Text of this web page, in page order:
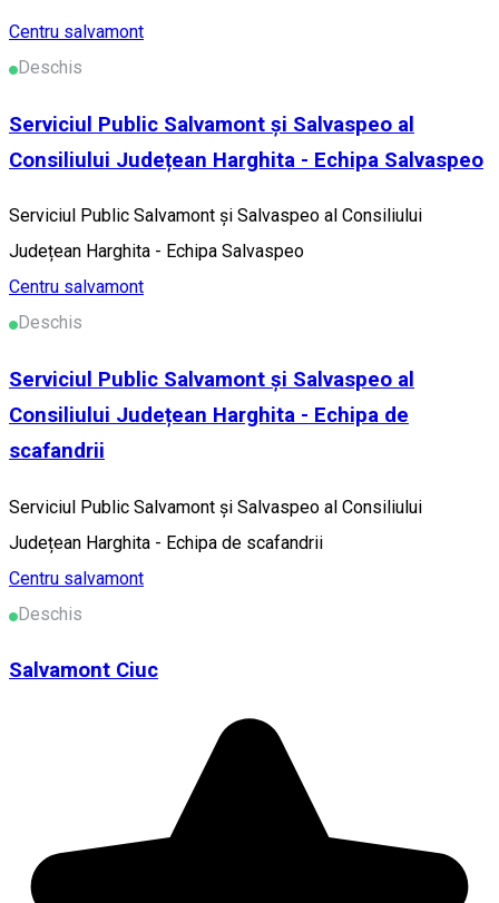
Centru salvamont
Deschis
Serviciul Public Salvamont și Salvaspeo al
Consiliului Județean Harghita - Echipa Salvaspeo
Serviciul Public Salvamont și Salvaspeo al Consiliului
Județean Harghita - Echipa Salvaspeo
Centru salvamont
Deschis
Serviciul Public Salvamont și Salvaspeo al
Consiliului Județean Harghita - Echipa de
scafandrii
Serviciul Public Salvamont și Salvaspeo al Consiliului
Județean Harghita - Echipa de scafandrii
Centru salvamont
Deschis
Salvamont Ciuc